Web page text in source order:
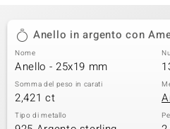
ClassicsAnello in argento con
Nome
Anello - 25x19 mm
Somma del peso in carati
2,421 ct
Tipo di metallo